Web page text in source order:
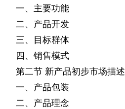
一、主要功能
二、产品开发
三、目标群体
四、销售模式
第二节 新产品初步市场描述
一、产品包装
二、产品理念